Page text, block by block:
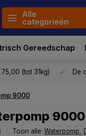
Alle
categorieën
Gereedschap
(tot 31kg) De
9000
9000
Toon alle: Waterpomp